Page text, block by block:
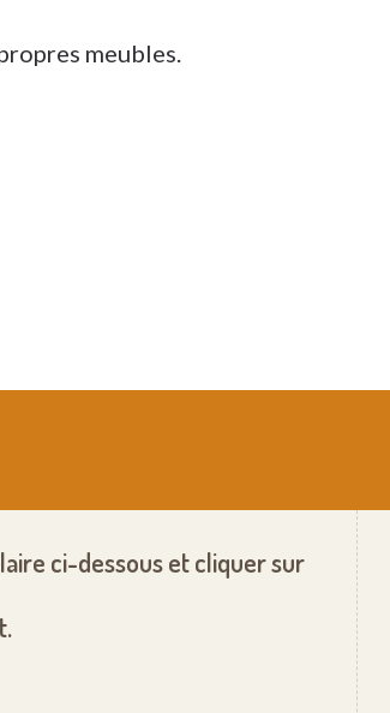
meubles.
ci-dessous et cliquer sur